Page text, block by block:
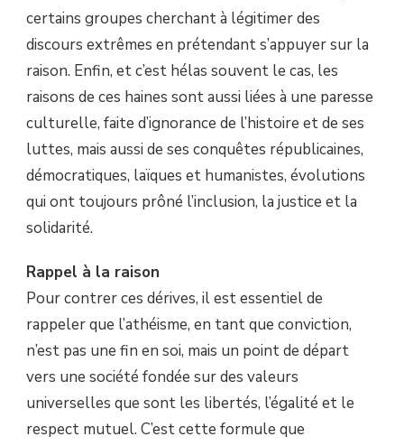
certains groupes cherchant à légitimer des
discours extrêmes en prétendant s’appuyer sur la
raison. Enfin, et c’est hélas souvent le cas, les
raisons de ces haines sont aussi liées à une paresse
culturelle, faite d’ignorance de l’histoire et de ses
luttes, mais aussi de ses conquêtes républicaines,
démocratiques, laïques et humanistes, évolutions
qui ont toujours prôné l’inclusion, la justice et la
solidarité.
Rappel à la raison
Pour contrer ces dérives, il est essentiel de
rappeler que l’athéisme, en tant que conviction,
n’est pas une fin en soi, mais un point de départ
vers une société fondée sur des valeurs
universelles que sont les libertés, l’égalité et le
respect mutuel. C’est cette formule que